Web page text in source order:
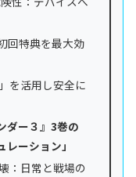
回特典を最大効
を活用し安全に
ダー３』3巻の
レーション」
：日常と戦場の